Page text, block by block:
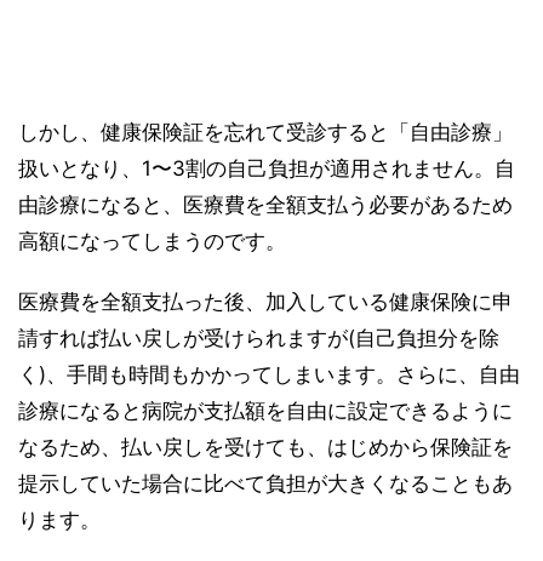
しかし、健康保険証を忘れて受診すると「自由診療」
扱いとなり、1〜3割の自己負担が適用されません。自
由診療になると、医療費を全額支払う必要があるため
高額になってしまうのです。
医療費を全額支払った後、加入している健康保険に申
請すれば払い戻しが受けられますが(自己負担分を除
く)、手間も時間もかかってしまいます。さらに、自由
診療になると病院が支払額を自由に設定できるように
なるため、払い戻しを受けても、はじめから保険証を
提示していた場合に比べて負担が大きくなることもあ
ります。